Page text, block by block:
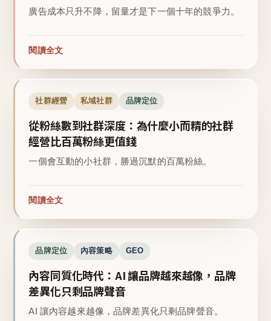
廣告成本只升不降，留量才是下一個十年的競爭力。
閱讀全文
社群經營 私域社群 品牌定位
從粉絲數到社群深度：為什麼小而精的社群
經營比百萬粉絲更值錢
一個會互動的小社群，勝過沉默的百萬粉絲。
閱讀全文
品牌定位 內容策略 GEO
內容同質化時代：AI 讓品牌越來越像，品牌
差異化只剩品牌聲音
AI 讓內容越來越像，品牌差異化只剩品牌聲音。